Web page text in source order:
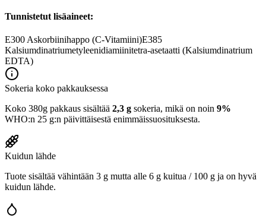
Tunnistetut lisäaineet:
E300 Askorbiinihappo (C-Vitamiini)E385
Kalsiumdinatriumetyleenidiamiinitetra-asetaatti (Kalsiumdinatrium
EDTA)
Sokeria koko pakkauksessa
Koko 380g pakkaus sisältää 2,3 g sokeria, mikä on noin 9%
WHO:n 25 g:n päivittäisestä enimmäissuosituksesta.
Kuidun lähde
Tuote sisältää vähintään 3 g mutta alle 6 g kuitua / 100 g ja on hyvä
kuidun lähde.